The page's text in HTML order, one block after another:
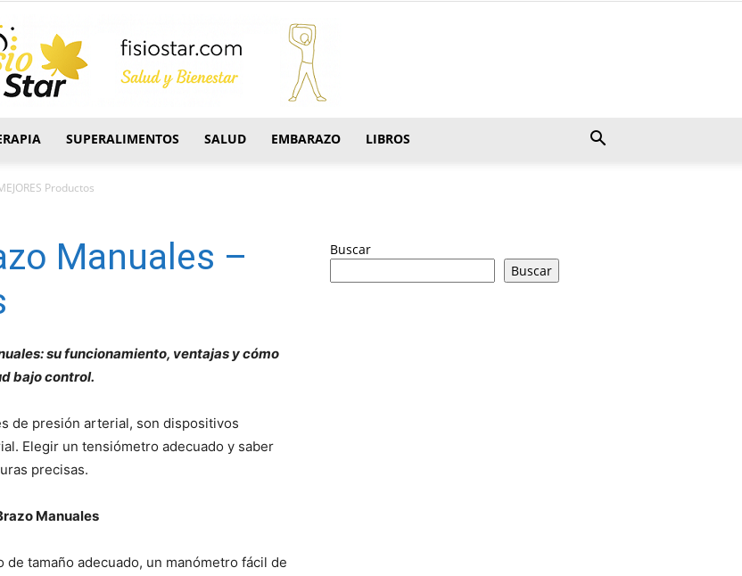
SUPERALIMENTOS SALUD EMBARAZO LIBROS
Productos
Manuales –
su funcionamiento, ventajas y cómo
bajo control.
de presión arterial, son dispositivos
Elegir un tensiómetro adecuado y saber
precisas.
Manuales
tamaño adecuado, un manómetro fácil de
Buscar
Buscar